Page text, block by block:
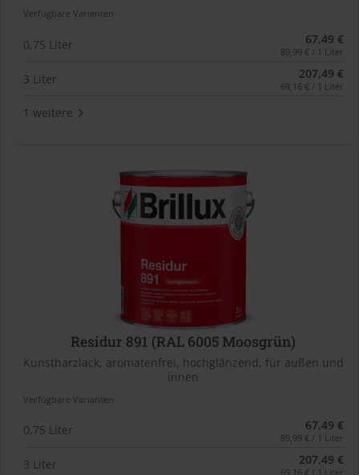
Verfügbare Varianten
0,75 Liter 67,49 €
89,99 € / 1 Liter
3 Liter 207,49 €
69,16 € / 1 Liter
1 weitere
Residur 891 (RAL 6005 Moosgrün)
Kunstharzlack, aromatenfrei, hochglänzend, für außen und
innen
Verfügbare Varianten
0,75 Liter 67,49 €
89,99 € / 1 Liter
3 Liter 207,49 €
69,16 € / 1 Liter